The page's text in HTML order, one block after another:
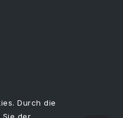
Durch die